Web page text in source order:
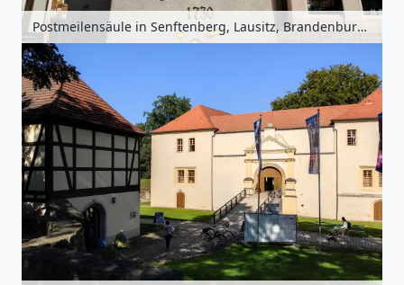
Postmeilensäule in Senftenberg, Lausitz, Brandenburg, Deutschland